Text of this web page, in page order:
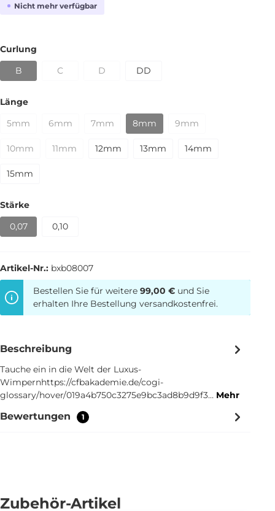
Nicht mehr verfügbar
Curlung
B
C D DD
Länge
5mm
6mm 7mm 8mm 9mm
10mm 11mm 12mm 13mm 14mm
15mm
Stärke
0,07
0,10
Artikel-Nr.: bxb08007
Bestellen Sie für weitere 99,00 € und Sie
erhalten Ihre Bestellung versandkostenfrei.
Beschreibung
Tauche ein in die Welt der Luxus-
Wimpernhttps://cfbakademie.de/cogi-
glossary/hover/019a4b750c3275e9bc3ad8b9d9f3… Mehr
Bewertungen 1
Zubehör-Artikel